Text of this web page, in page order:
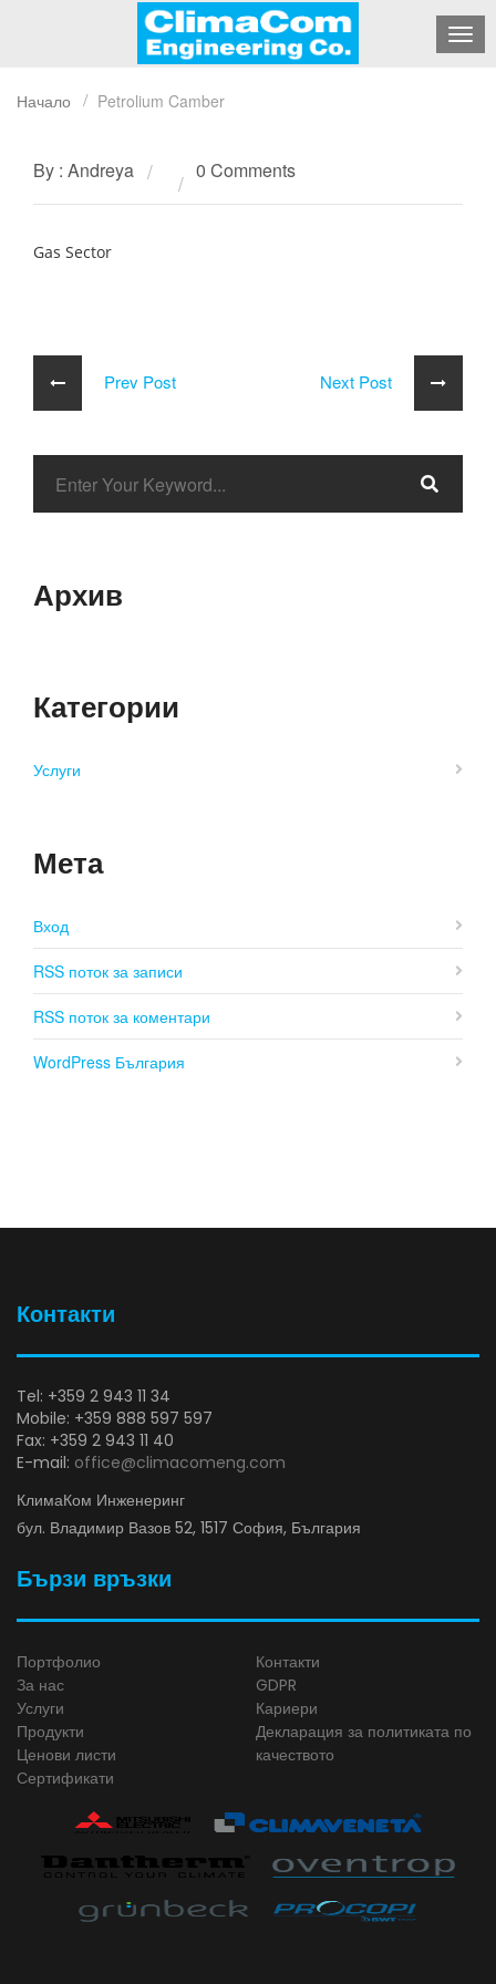
Начало Petrolium Camber
By : Andreya 0 Comments
Gas Sector
Prev Post Next Post
Архив
Категории
Услуги
Мета
Вход
RSS поток за записи
RSS поток за коментари
WordPress България
Контакти
Tel: +359 2 943 11 34
Mobile: +359 888 597 597
Fax: +359 2 943 11 40
E-mail: office@climacomeng.com
КлимаКом Инженеринг
бул. Владимир Вазов 52, 1517 София, България
Бързи връзки
Портфолио
За нас
Услуги
Продукти
Ценови листи
Сертификати
Контакти
GDPR
Кариери
Декларация за политиката по
качеството